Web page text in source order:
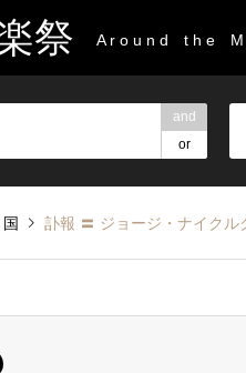
祭 A r o u n d t h e M
and
or
国 訃報 〓 ジョージ・ナイク